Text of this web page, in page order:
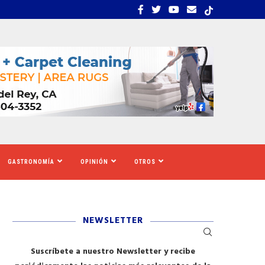
ASILO COLOMBIANOS ESPERABAN QUE DE...SALVAR EL AMAZONAS:
GASTRONOMÍA OPINIÓN OTROS
NEWSLETTER
Suscríbete a nuestro Newsletter y recibe